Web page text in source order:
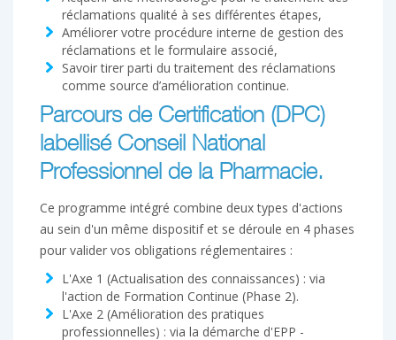
réclamations qualité à ses différentes étapes,
Améliorer votre procédure interne de gestion des
réclamations et le formulaire associé,
Savoir tirer parti du traitement des réclamations
comme source d’amélioration continue.
Parcours de Certification (DPC)
labellisé Conseil National
Professionnel de la Pharmacie.
Ce programme intégré combine deux types d'actions
au sein d'un même dispositif et se déroule en 4 phases
pour valider vos obligations réglementaires :
L'Axe 1 (Actualisation des connaissances) : via
l'action de Formation Continue (Phase 2).
L'Axe 2 (Amélioration des pratiques
professionnelles) : via la démarche d'EPP -